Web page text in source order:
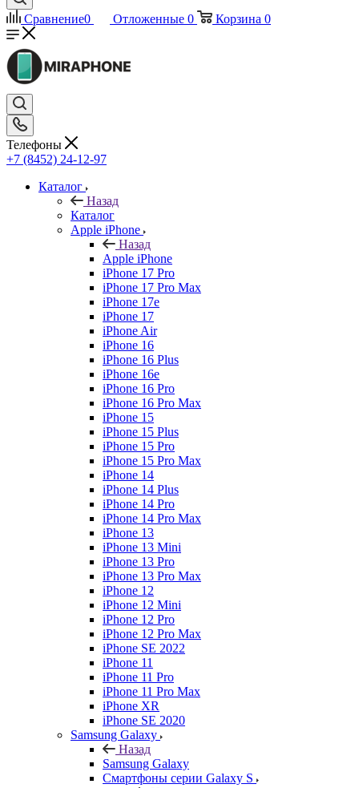
Сравнение0 Отложенные 0 Корзина 0
Телефоны
+7 (8452) 24-12-97
Каталог
Назад
Каталог
Apple iPhone
Назад
Apple iPhone
iPhone 17 Pro
iPhone 17 Pro Max
iPhone 17e
iPhone 17
iPhone Air
iPhone 16
iPhone 16 Plus
iPhone 16e
iPhone 16 Pro
iPhone 16 Pro Max
iPhone 15
iPhone 15 Plus
iPhone 15 Pro
iPhone 15 Pro Max
iPhone 14
iPhone 14 Plus
iPhone 14 Pro
iPhone 14 Pro Max
iPhone 13
iPhone 13 Mini
iPhone 13 Pro
iPhone 13 Pro Max
iPhone 12
iPhone 12 Mini
iPhone 12 Pro
iPhone 12 Pro Max
iPhone SE 2022
iPhone 11
iPhone 11 Pro
iPhone 11 Pro Max
iPhone XR
iPhone SE 2020
Samsung Galaxy
Назад
Samsung Galaxy
Смартфоны серии Galaxy S